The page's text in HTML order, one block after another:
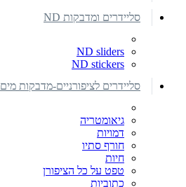
סליידרים ומדבקות ND
ND sliders
ND stickers
סליידרים לציפורניים-מדבקות מים
גיאומטריה
דמויות
חורף סתיו
חיות
טפט על כל הציפורן
כתוביות